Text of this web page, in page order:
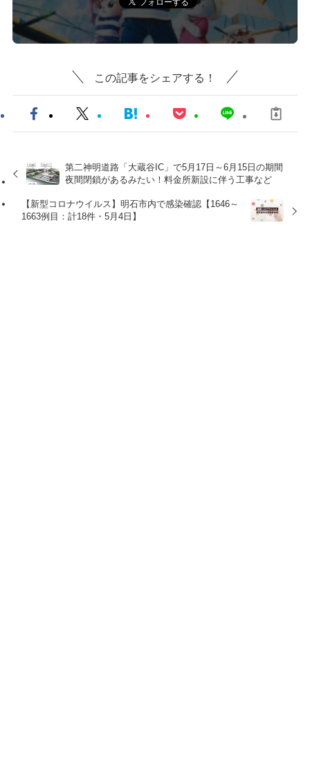
この記事をシェアする！
第二神明道路「大蔵谷IC」で5月17日～6月15日の期間
夜間閉鎖があるみたい！料金所新設に伴う工事など
【新型コロナウイルス】明石市内で感染確認【1646～
1663例目：計18件・5月4日】